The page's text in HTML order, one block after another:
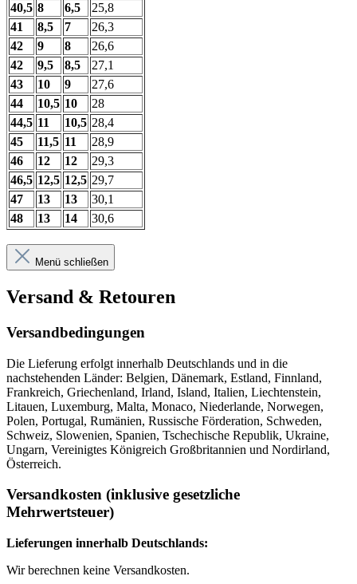
40,5 8 6,5
25,8
41
8,5 7
26,3
42
9 8
26,6
42
9,5 8,5
27,1
43
10 9
27,6
44
10,5 10
28
44,5 11 10,5 28,4
45
11,5 11
28,9
46
12 12
29,3
46,5 12,5 12,5 29,7
47
13 13
30,1
48
13 14 30,6
Menü schließen
Versand & Retouren
Versandbedingungen
Die Lieferung erfolgt innerhalb Deutschlands und in die
nachstehenden Länder: Belgien, Dänemark, Estland, Finnland,
Frankreich, Griechenland, Irland, Island, Italien, Liechtenstein,
Litauen, Luxemburg, Malta, Monaco, Niederlande, Norwegen,
Polen, Portugal, Rumänien, Russische Förderation, Schweden,
Schweiz, Slowenien, Spanien, Tschechische Republik, Ukraine,
Ungarn, Vereinigtes Königreich Großbritannien und Nordirland,
Österreich.
Versandkosten (inklusive gesetzliche
Mehrwertsteuer)
Lieferungen innerhalb Deutschlands:
Wir berechnen keine Versandkosten.